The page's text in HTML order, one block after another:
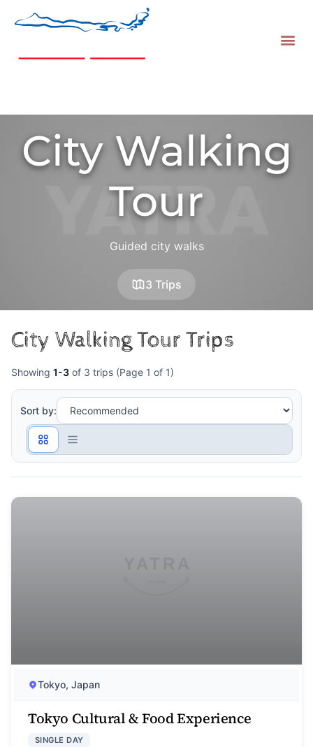
City Walking
Tour
Guided city walks
3 Trips
City Walking Tour Trips
Showing 1-3 of 3 trips (Page 1 of 1)
Sort by:
Tokyo, Japan
Tokyo Cultural & Food Experience
SINGLE DAY